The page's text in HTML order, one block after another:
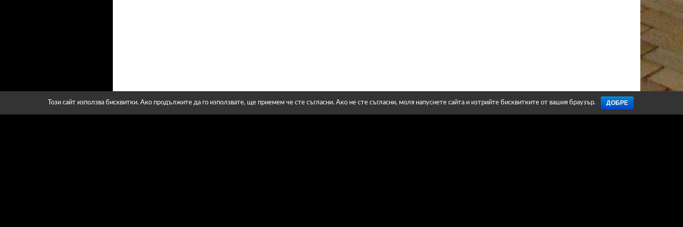
Този сайт използва бисквитки. Ако продължите да го използвате, ще приемем че сте съгласни. Ако не сте съгласни, моля напуснете сайта и изтрийте бисквитките от вашия браузър. ДОБРЕ